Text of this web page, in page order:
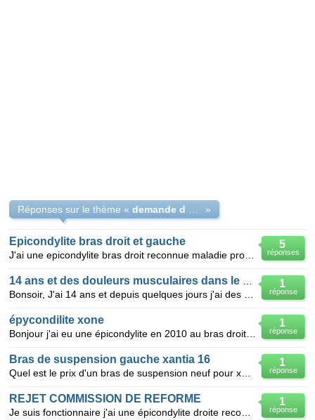
Réponses sur le thème « »
5
réponses
Epicondylite bras droit et gauche
1
réponse
1
réponse
épycondilite xone
1
réponse
Bras de suspension gauche xantia 16
1
réponse
REJET COMMISSION DE REFORME